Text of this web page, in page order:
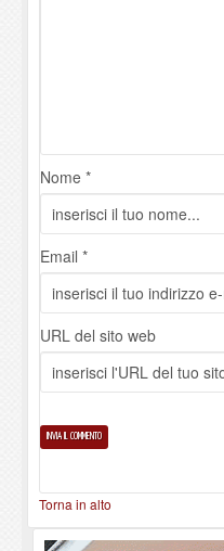
Nome *
Email *
URL del sito web
Torna in alto